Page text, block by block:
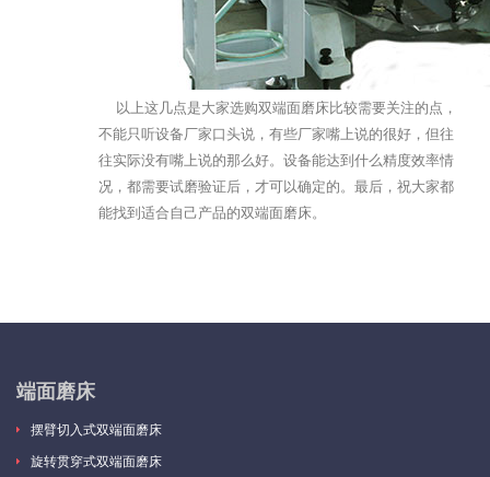
以上这几点是大家选购双端面磨床比较需要关注的点，
不能只听设备厂家口头说，有些厂家嘴上说的很好，但往
往实际没有嘴上说的那么好。设备能达到什么精度效率情
况，都需要试磨验证后，才可以确定的。最后，祝大家都
能找到适合自己产品的双端面磨床。
端面磨床
摆臂切入式双端面磨床
旋转贯穿式双端面磨床